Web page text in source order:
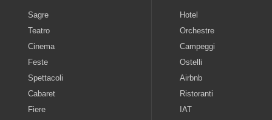
Sagre
Teatro
Cinema
Feste
Spettacoli
Cabaret
Fiere
Hotel
Orchestre
Campeggi
Ostelli
Airbnb
Ristoranti
IAT